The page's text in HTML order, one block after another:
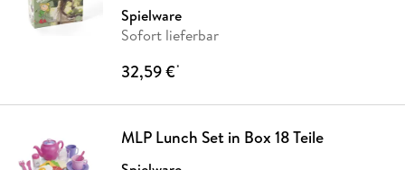
Spielware
Sofort lieferbar
32,59 €*
MLP Lunch Set in Box 18 Teile